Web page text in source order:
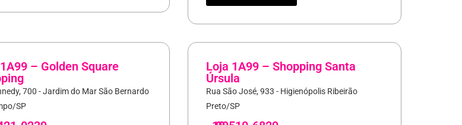
– Golden Square
700 - Jardim do Mar São Bernardo
SP
Loja 1A99 – Shopping Santa
Úrsula
Rua São José, 933 - Higienópolis Ribeirão
Preto/SP